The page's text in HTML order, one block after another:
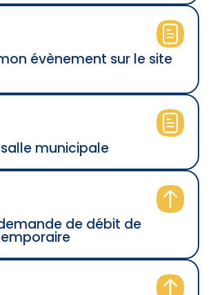
évènement sur le site
municipale
de débit de